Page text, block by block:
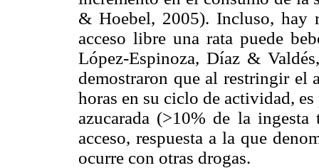
& Hoebel, 2005). Incluso, hay
acceso libre una rata puede
López-Espinoza, Díaz &
demostraron que al restringir el
horas en su ciclo de actividad,
azucarada (>10% de la
acceso, respuesta a la que
ocurre con otras drogas.